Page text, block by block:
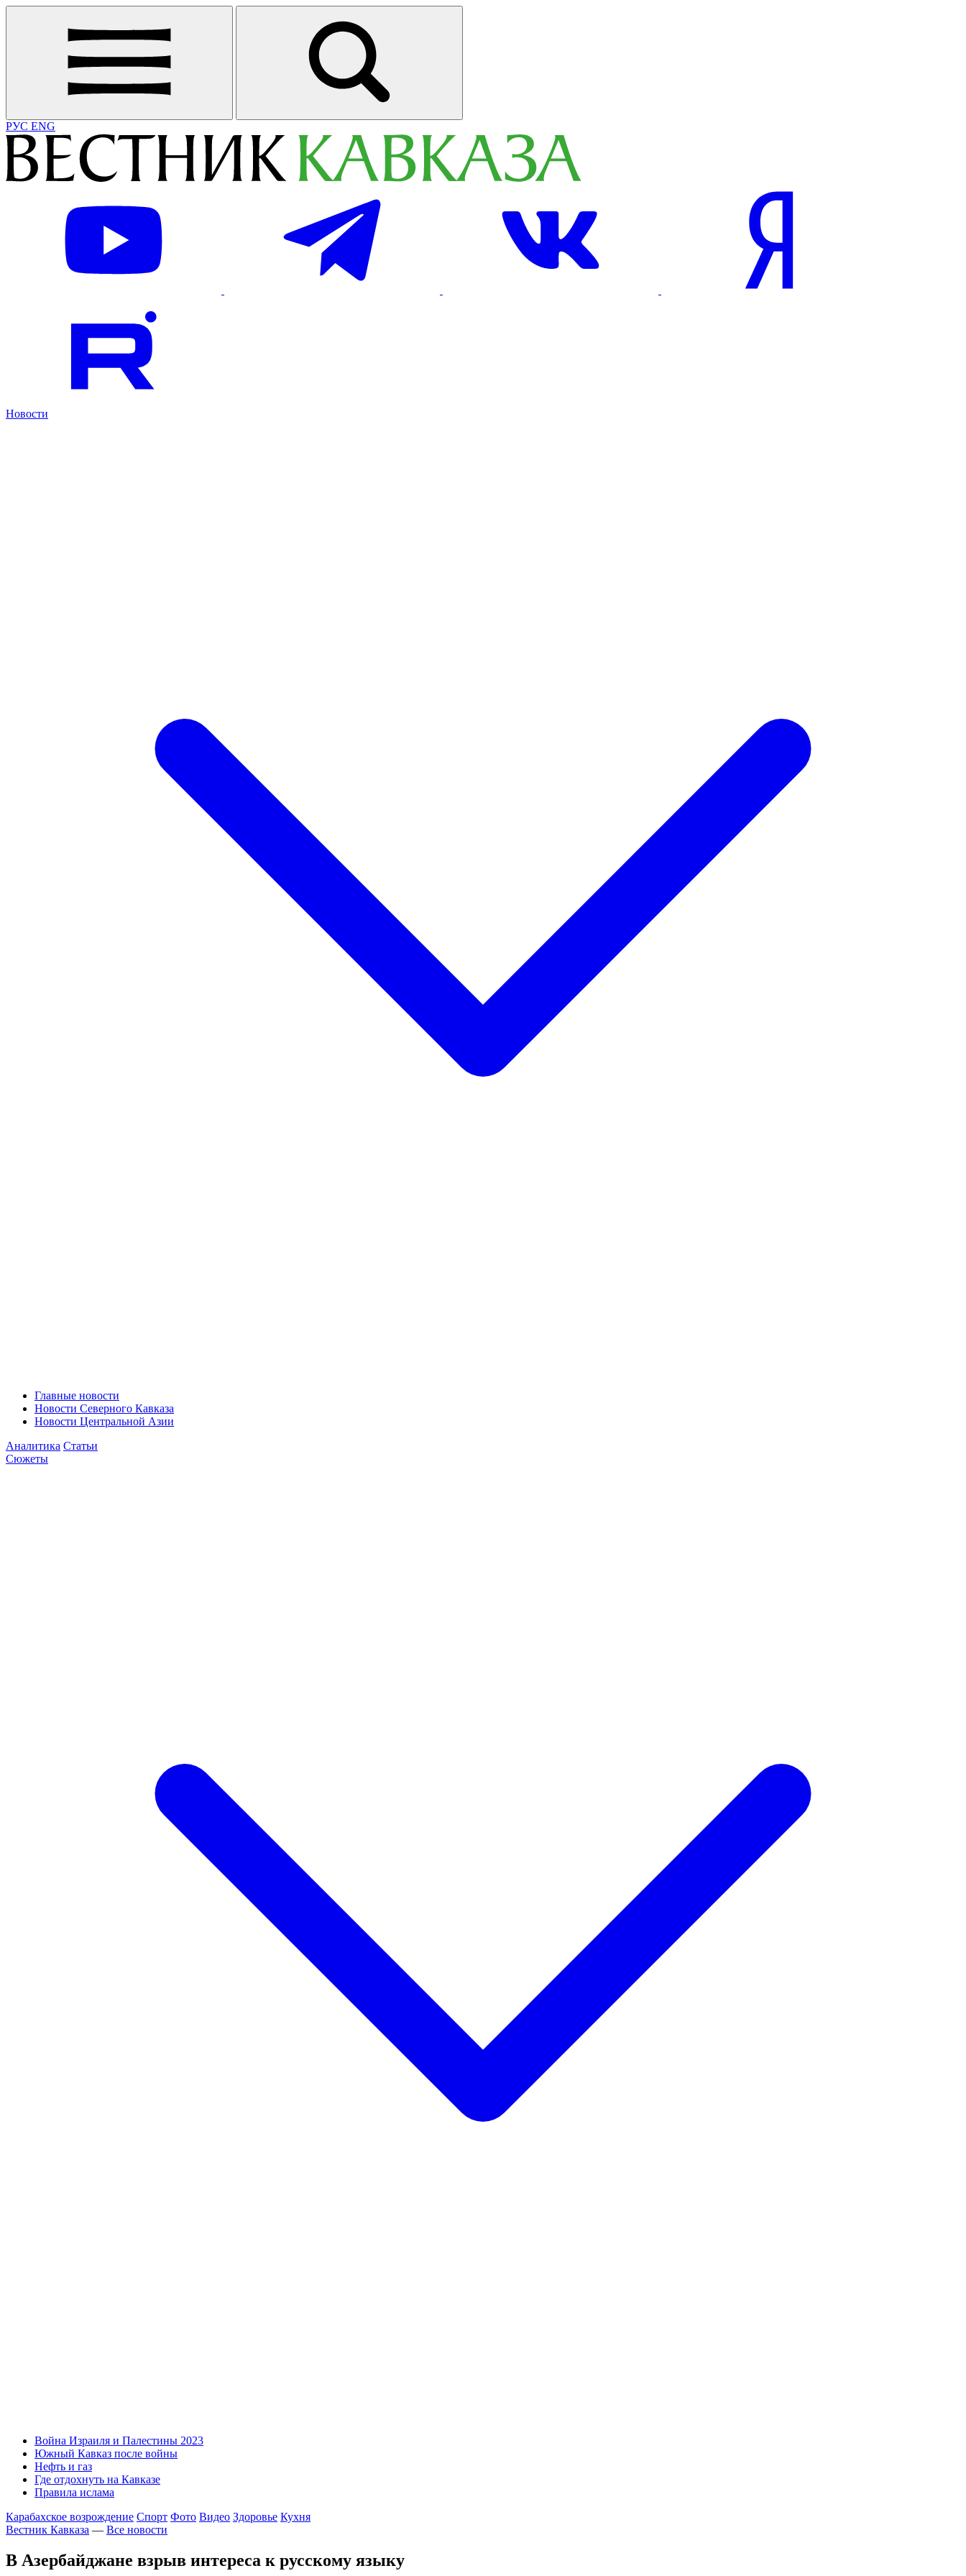
РУС ENG
Новости
Главные новости
Новости Северного Кавказа
Новости Центральной Азии
Аналитика Статьи
Сюжеты
Война Израиля и Палестины 2023
Южный Кавказ после войны
Нефть и газ
Где отдохнуть на Кавказе
Правила ислама
Карабахское возрождение Спорт Фото Видео Здоровье Кухня
Вестник Кавказа — Все новости
В Азербайджане взрыв интереса к русскому языку